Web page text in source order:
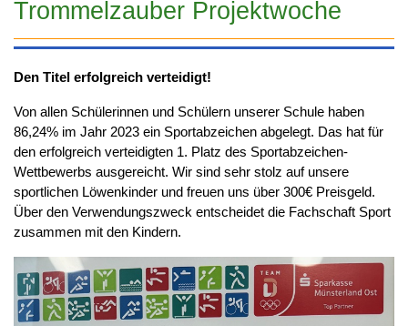
Trommelzauber Projektwoche
Den Titel erfolgreich verteidigt!
Von allen Schülerinnen und Schülern unserer Schule haben
86,24% im Jahr 2023 ein Sportabzeichen abgelegt. Das hat für
den erfolgreich verteidigten 1. Platz des Sportabzeichen-
Wettbewerbs ausgereicht. Wir sind sehr stolz auf unsere
sportlichen Löwenkinder und freuen uns über 300€ Preisgeld.
Über den Verwendungszweck entscheidet die Fachschaft Sport
zusammen mit den Kindern.